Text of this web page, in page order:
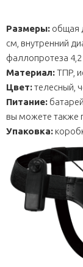
Размеры: общая
см, внутренний
фаллопротеза
Материал:ТПР,
Цвет:телесный,
Питание:
вы можете также
Упаковка: